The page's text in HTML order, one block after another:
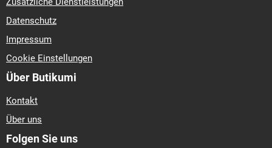
Datenschutz
Impressum
Cookie Einstellungen
Über Butikumi
Kontakt
Über uns
Folgen Sie uns